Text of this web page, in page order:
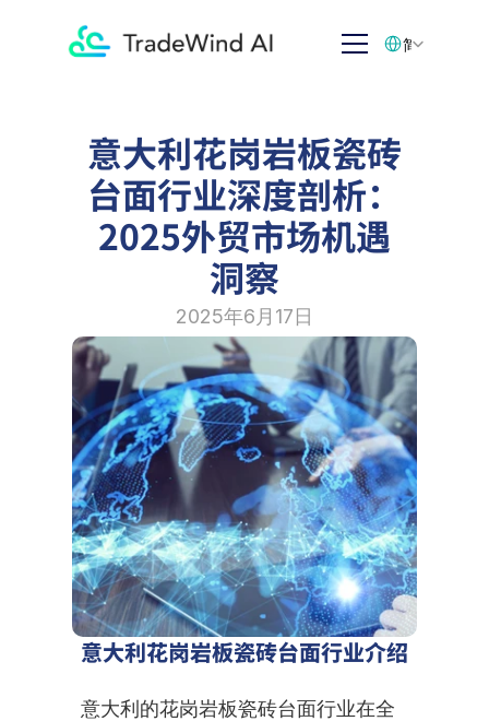
意大利花岗岩板瓷砖
台面行业深度剖析：
2025外贸市场机遇
洞察
2025年6月17日
意大利花岗岩板瓷砖台面行业介绍
意大利的花岗岩板瓷砖台面行业在全
简体中文